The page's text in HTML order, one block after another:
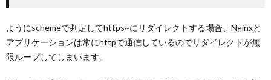
ようにschemeで判定してhttps~にリダイレクトする場合、Nginxと
アプリケーションは常にhttpで通信しているのでリダイレクトが無
限ループしてしまいます。